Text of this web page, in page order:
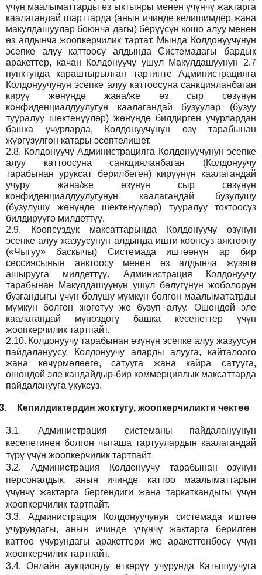
үчүн маалыматтарды өз ыктыяры менен үчүнчү жактарга
каалагандай шарттарда (анын ичинде келишимдер жана
макулдашуулар боюнча дагы) берүүсүн кошо алуу менен
өз алдынча жоопкерчилик тартат. Мында Колдонуучунун
эсепке алуу каттоосу алдында Системадагы бардык
аракеттер, качан Колдонуучу ушул Макулдашуунун 2.7
пунктунда караштырылган тартипте Администрацияга
Колдонуучунун эсепке алуу каттоосуна санкцияланбаган
кирүү жөнүндө жана/же өз сыр сөзүнүн
конфиденциалдуулугун каалагандай бузуулар (бузуу
тууралуу шектенүүлөр) жөнүндө билдирген учурлардан
башка учурларда, Колдонуучунун өзү тарабынан
жүргүзүлгөн катары эсептелишет.
2.8. Колдонуучу Администрацияга Колдонуучунун эсепке
алуу каттоосуна санкцияланбаган (Колдонуучу
тарабынан уруксат берилбеген) кирүүнүн каалагандай
учуру жана/же өзүнүн сыр сөзүнүн
конфиденциалдуулугунун каалагандай бузулушу
(бузулушу жөнүндө шектенүүлөр) тууралуу токтоосуз
билдирүүгө милдеттүү.
2.9.
Коопсуздук максаттарында Колдонуучу өзүнүн
эсепке алуу жазуусунун алдында ишти коопсуз аяктоону
(«Чыгуу» баскычы) Системада иштөөнүн ар бир
сессиясынын аяктоосу менен өз алдынча жүзөгө
ашырууга милдеттүү. Администрация Колдонуучу
тарабынан Макулдашуунун ушул бөлүгүнүн жоболорун
бузгандыгы үчүн болушу мүмкүн болгон маалымататрды
мүмкүн болгон жоготуу же бузуп алуу. Ошондой эле
каалагандай мүнөздөгү башка кесепеттер үчүн
жоопкерчилик тартпайт.
2.10. Колдонуучу тарабынан өзүнүн эсепке алуу жазуусун
пайдалануусу. Колдонуучу аларды алууга, кайталоого
жана көчүрмөлөөгө, сатууга жана кайра сатууга,
ошондой эле кандайдыр-бир коммерциялык максаттарда
пайдаланууга укуксуз.
Кепилдиктердин жоктугу, жоопкерчиликти чектөө
3.1.Администрация системаны пайдалануунун
кесепетинен болгон чыгаша тартуулардын каалагандай
түрү үчүн жоопкерчилик тартпайт.
3.2. Администрация
Колдонуучу тарабынан өзүнүн
персоналдык, анын ичинде каттоо маалыматтарын
үчүнчү жактарга бергендиги жана таркаткандыгы үчүн
жоопкерчилик тартпайт.
3.3. Администрация Колдонуучунун системада иштөө
учурундагы, анын ичинде үчүнчү жактарга берилген
каттоо учурундагы аракеттери же аракеттенбөсү үчүн
жоопкерчилик тартпайт.
3.4.Онлайн аукционду өткөрүү учурунда Катышуучуга